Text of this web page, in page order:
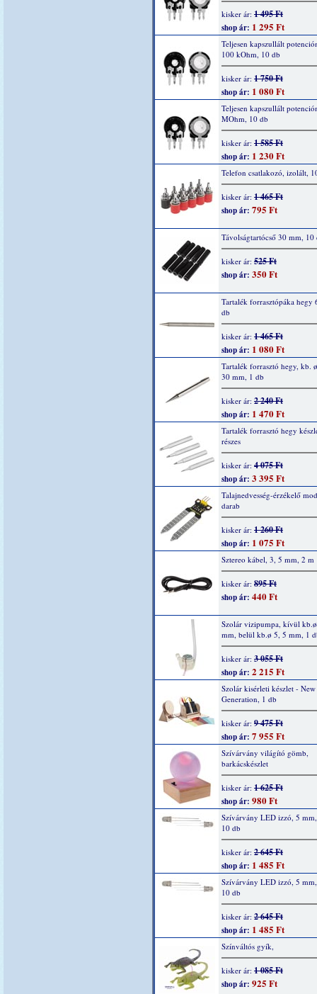
kisker ár: 1 495 Ft
shop ár: 1 295 Ft
Teljesen kapszullált
100 kOhm, 10 db
kisker ár: 1 750 Ft
shop ár: 1 080 Ft
Teljesen kapszullált
MOhm, 10 db
kisker ár: 1 585 Ft
shop ár: 1 230 Ft
Telefon csatlakozó, izolált,
kisker ár: 1 465 Ft
shop ár: 795 Ft
Távolságtartócső 30 mm, 10
kisker ár: 525 Ft
shop ár: 350 Ft
Tartalék forrasztópáka hegy
db
kisker ár: 1 465 Ft
shop ár: 1 080 Ft
Tartalék forrasztó hegy, kb.
30 mm, 1 db
kisker ár: 2 240 Ft
shop ár: 1 470 Ft
Tartalék forrasztó hegy
részes
kisker ár: 4 075 Ft
shop ár: 3 395 Ft
Talajnedvesség-érzékelő
darab
kisker ár: 1 260 Ft
shop ár: 1 075 Ft
Sztereo kábel, 3, 5 mm, 2 m
kisker ár: 895 Ft
shop ár: 440 Ft
Szolár vizipumpa, kívül
mm, belül kb.ø 5, 5 mm, 1
kisker ár: 3 055 Ft
shop ár: 2 215 Ft
Szolár kisérleti készlet - New
Generation, 1 db
kisker ár: 9 475 Ft
shop ár: 7 955 Ft
Szívárvány világító gömb,
barkácskészlet
kisker ár: 1 625 Ft
shop ár: 980 Ft
Szívárvány LED izzó, 5
10 db
kisker ár: 2 645 Ft
shop ár: 1 485 Ft
Szívárvány LED izzó, 5
10 db
kisker ár: 2 645 Ft
shop ár: 1 485 Ft
Színváltós gyík,
kisker ár: 1 085 Ft
shop ár: 925 Ft